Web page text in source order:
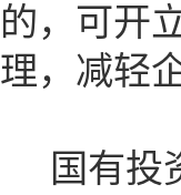
的，可开
理，减轻
国有投